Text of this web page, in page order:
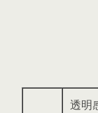
透明